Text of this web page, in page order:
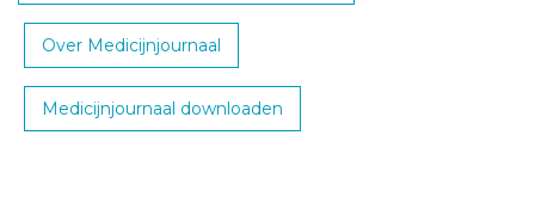
Over Medicijnjournaal
Medicijnjournaal downloaden